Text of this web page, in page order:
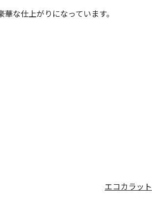
な仕上がりになっています。
エコカラット